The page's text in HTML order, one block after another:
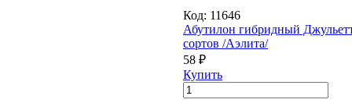
Код: 11646
Абутилон гибридный
сортов /Аэлита/
58 ₽
Купить